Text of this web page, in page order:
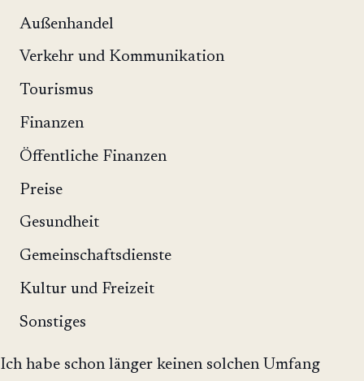
Außenhandel
Verkehr und Kommunikation
Tourismus
Finanzen
Öffentliche Finanzen
Preise
Gesundheit
Gemeinschaftsdienste
Kultur und Freizeit
Sonstiges
Ich habe schon länger keinen solchen Umfang